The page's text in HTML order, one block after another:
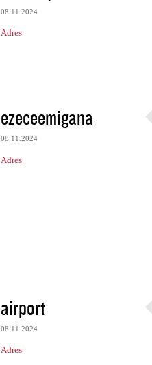
08.11.2024
Adres
ezeceemigana
08.11.2024
Adres
airport
08.11.2024
Adres